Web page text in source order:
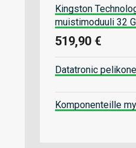
Kingston
muistimoduuli 32
519,90 €
Datatronic
Komponenteille